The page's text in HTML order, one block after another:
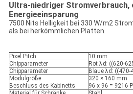
Ultra-niedriger Stromverbrauch,
Energieeinsparung
7500 Nits Helligkeit bei 330 W/m2
als bei herkömmlichen Platten.
Pixel Pitch
10 mm
Chipparameter
Rot λd: ((620-
Chipparameter
Blaue λd:
Modulgröße
320 × 160 mm
Beschluss des Kabinetts
96 x 96 = 9216